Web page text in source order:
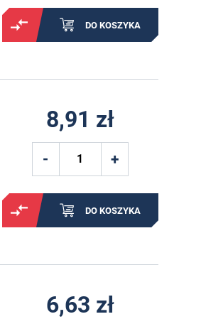
DO KOSZYKA
8,91 zł
DO KOSZYKA
6,63 zł